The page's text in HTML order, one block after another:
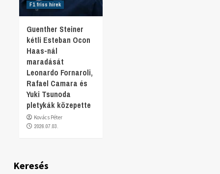
F1 friss hírek
Guenther Steiner
kétli Esteban Ocon
Haas-nál
maradását
Leonardo Fornaroli,
Rafael Camara és
Yuki Tsunoda
pletykák közepette
Kovács Péter
2026.07.03.
Keresés